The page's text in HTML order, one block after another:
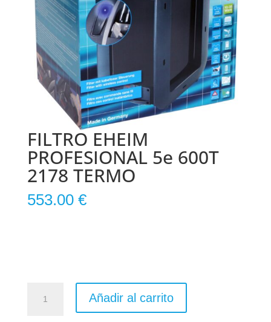
FILTRO EHEIM
PROFESIONAL 5e 600T
2178 TERMO
553.00 €
EHEIM
PROFESIONAL
Añadir al carrito